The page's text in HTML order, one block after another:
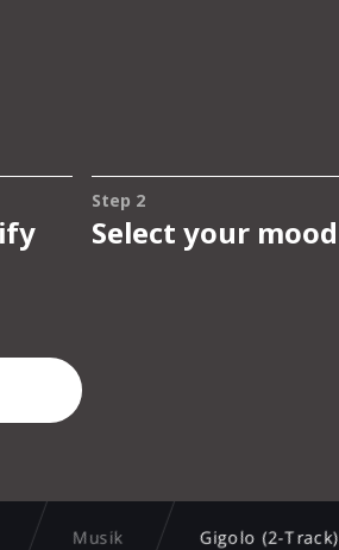
Musik Gigolo (2-Track)